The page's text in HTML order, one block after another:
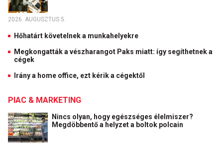
2026. AUGUSZTUS 5.
Hőhatárt követelnek a munkahelyekre
Megkongatták a vészharangot Paks miatt: így segíthetnek a
cégek
Irány a home office, ezt kérik a cégektől
PIAC & MARKETING
Nincs olyan, hogy egészséges élelmiszer?
Megdöbbentő a helyzet a boltok polcain